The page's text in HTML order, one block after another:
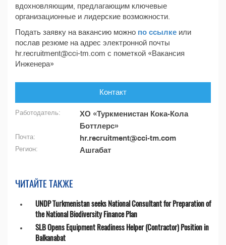
вдохновляющим, предлагающим ключевые
организационные и лидерские возможности.
Подать заявку на вакансию можно по ссылке или
послав резюме на адрес электронной почты
hr.recruitment@cci-tm.com с пометкой «Вакансия
Инженера»
Контакт
Работодатель:
ХО «Туркменистан Кока-Кола
Боттлерс»
Почта: hr.recruitment@cci-tm.com
Регион: Ашгабат
ЧИТАЙТЕ ТАКЖЕ
UNDP Turkmenistan seeks National Consultant for Preparation of
the National Biodiversity Finance Plan
SLB Opens Equipment Readiness Helper (Contractor) Position in
Balkanabat